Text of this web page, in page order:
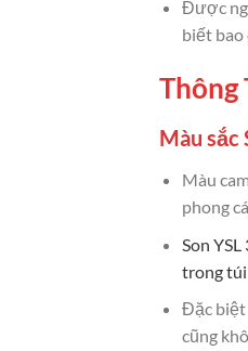
Được
biết bao
Thông
Màu sắc
Màu
phong
Son
trong túi
Đặc biệt
cũng